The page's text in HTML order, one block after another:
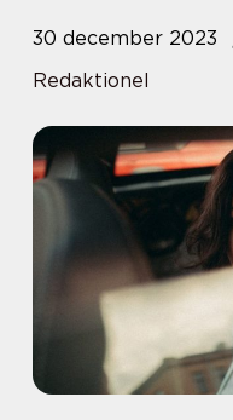
30 december 2023
Redaktionel